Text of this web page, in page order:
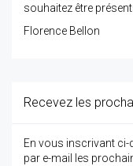
souhaitez être
Florence Bellon
Recevez les
En vous inscrivant
par e-mail les